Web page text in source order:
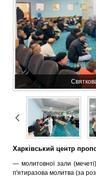
Харківський центр
— молитовної зали
п'ятиразова молитва (за